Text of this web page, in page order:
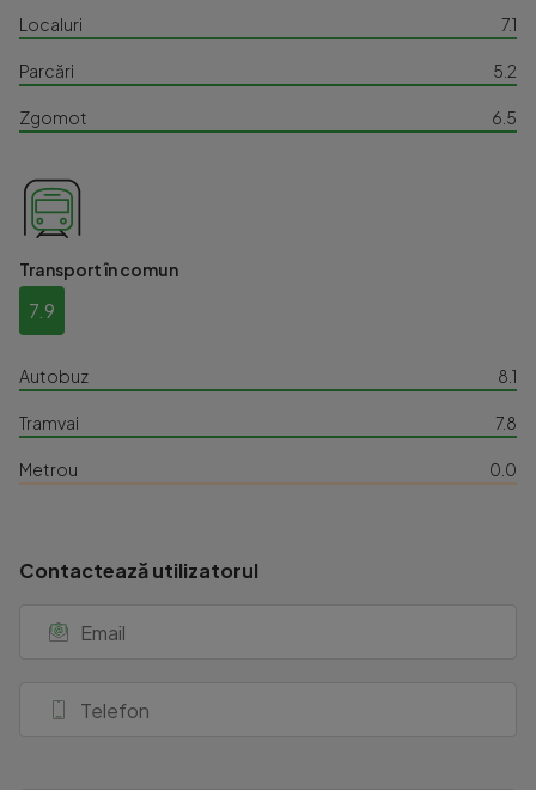
Localuri 7.1
Parcări 5.2
Zgomot 6.5
Transport în comun
7.9
Autobuz 8.1
Tramvai 7.8
Metrou 0.0
Contactează utilizatorul